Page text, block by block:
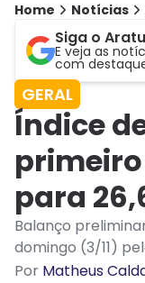
Home Notícias
Siga o
E veja as
com
GERAL
Índice
para
Balanço
domingo (3/11)
Por Matheus